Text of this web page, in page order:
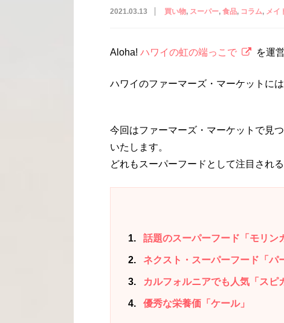
2021.03.13 買い物 スーパー 食品 コラム メイ
Aloha! ハワイの虹の端っこで を運
ハワイのファーマーズ・マーケットに
今回はファーマーズ・マーケットで見
いたします。
どれもスーパーフードとして注目され
1 話題のスーパーフード「モリン
2 ネクスト・スーパーフード「パ
3 カルフォルニアでも人気「スピ
4 優秀な栄養価「ケール」